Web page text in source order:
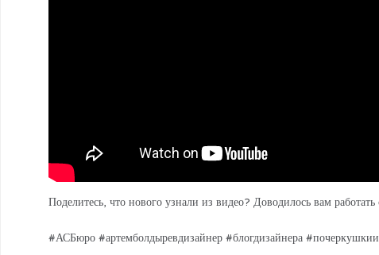
Поделитесь, что нового узнали из видео? Доводилось вам
#АСБюро #артемболдыревдизайнер #блогдизайнера